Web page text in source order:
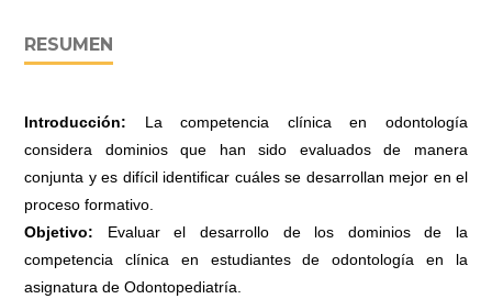
RESUMEN
Introducción: La competencia clínica en odontología
considera dominios que han sido evaluados de manera
conjunta y es difícil identificar cuáles se desarrollan mejor en el
proceso formativo.
Objetivo: Evaluar el desarrollo de los dominios de la
competencia clínica en estudiantes de odontología en la
asignatura de Odontopediatría.